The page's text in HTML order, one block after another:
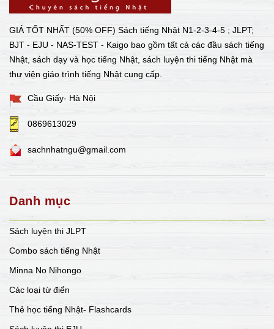
GIÁ TỐT NHẤT (50% OFF) Sách tiếng Nhật N1-2-3-4-5 ; JLPT;
BJT - EJU - NAS-TEST - Kaigo bao gồm tất cả các đầu sách tiếng
Nhật, sách dạy và học tiếng Nhật, sách luyện thi tiếng Nhật mà
thư viện giáo trình tiếng Nhật cung cấp.
Cầu Giấy- Hà Nội
0869613029
sachnhatngu@gmail.com
Danh mục
Sách luyện thi JLPT
Combo sách tiếng Nhật
Minna No Nihongo
Các loại từ điển
Thẻ học tiếng Nhật- Flashcards